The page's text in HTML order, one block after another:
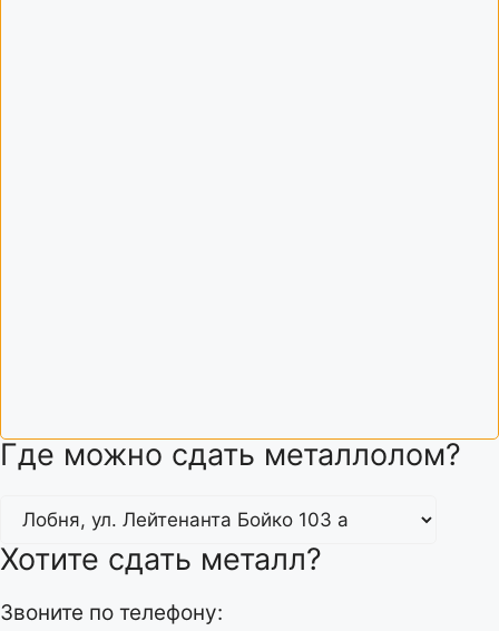
Где можно сдать металлолом?
Хотите сдать металл?
Звоните по телефону: